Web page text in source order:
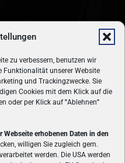
zu verbessern, benutzen wir
Funktionalität unserer Website
und Trackingzwecke. Sie
Cookies mit dem Klick auf die
oder per Klick auf"Ablehnen"
Webseite erhobenen Daten in den
willigen Sie zugleich gem.
werden. Die USA werden